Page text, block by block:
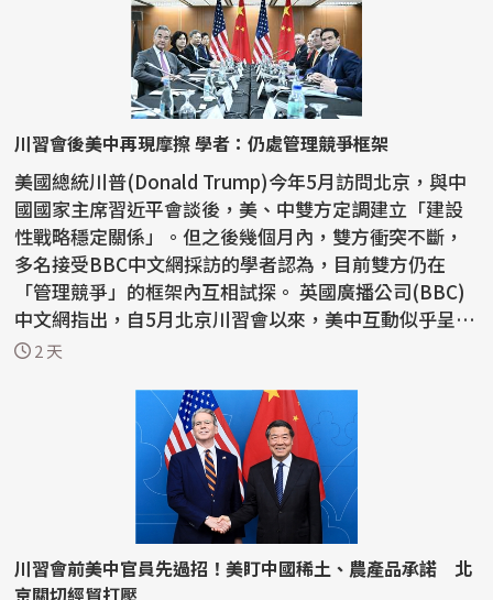
川習會後美中再現摩擦 學者：仍處管理競爭框架
美國總統川普(Donald Trump)今年5月訪問北京，與中
國國家主席習近平會談後，美、中雙方定調建立「建設
性戰略穩定關係」。但之後幾個月內，雙方衝突不斷，
多名接受BBC中文網採訪的學者認為，目前雙方仍在
「管理競爭」的框架內互相試探。 英國廣播公司(BBC)
中文網指出，自5月北京川習會以來，美中互動似乎呈現
「一邊...
2 天
川習會前美中官員先過招！美盯中國稀土、農產品承諾 北